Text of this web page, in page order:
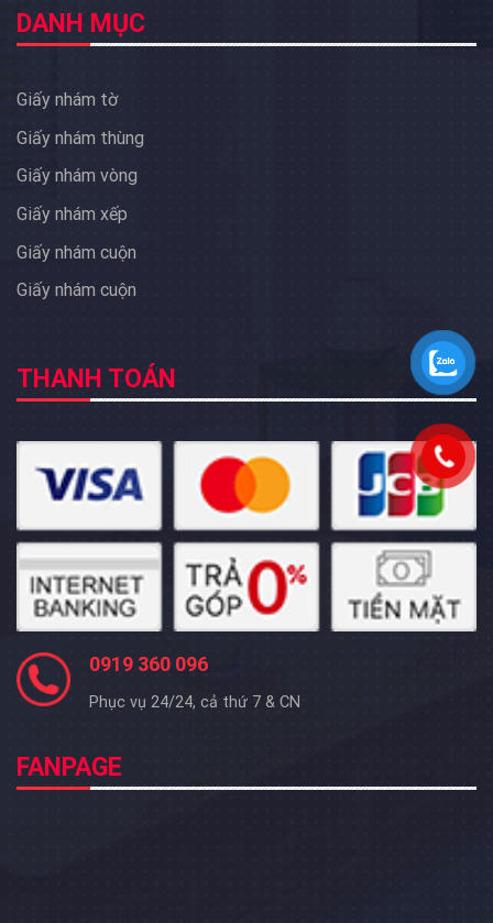
DANH MỤC
Giấy nhám tờ
Giấy nhám thùng
Giấy nhám vòng
Giấy nhám xếp
Giấy nhám cuộn
Giấy nhám cuộn
THANH TOÁN
0919 360 096
Phục vụ 24/24, cả thứ 7 & CN
FANPAGE